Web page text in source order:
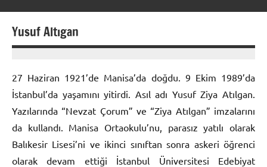
Yusuf Altıgan
Ocak
2013
27 Haziran 1921’de Manisa’da doğdu. 9 Ekim 1989’da
İstanbul’da yaşamını yitirdi. Asıl adı Yusuf Ziya Atılgan.
Yazılarında “Nevzat Çorum” ve “Ziya Atılgan” imzalarını
da kullandı. Manisa Ortaokulu’nu, parasız yatılı olarak
Balıkesir Lisesi’ni ve ikinci sınıftan sonra askeri öğrenci
olarak devam ettiği İstanbul Üniversitesi Edebiyat